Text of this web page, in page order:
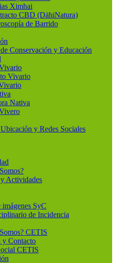
Ximhai
CBD (DähiNatura)
de Barrido
Conservación y Educación
Vivario
Nativa
y Redes Sociales
Actividades
imágenes SyC
de Incidencia
CETIS
y Contacto
CETIS